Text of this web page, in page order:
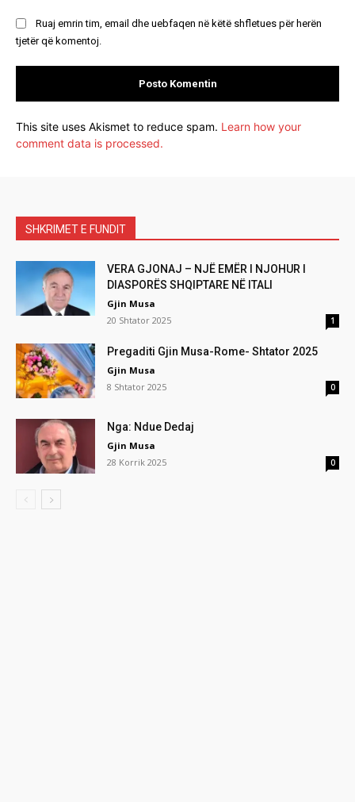
Ruaj emrin tim, email dhe uebfaqen në këtë shfletues për herën
tjetër që komentoj.
This site uses Akismet to reduce spam. Learn how your
comment data is processed.
SHKRIMET E FUNDIT
VERA GJONAJ – NJË EMËR I NJOHUR I
DIASPORËS SHQIPTARE NË ITALI
Gjin Musa
20 Shtator 2025
1
Pregaditi Gjin Musa-Rome- Shtator 2025
Gjin Musa
8 Shtator 2025
0
Nga: Ndue Dedaj
Gjin Musa
28 Korrik 2025
0